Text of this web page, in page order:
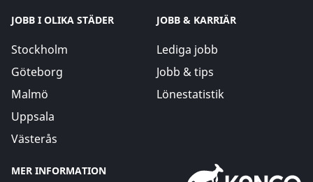
JOBB I OLIKA STÄDER
Stockholm
Göteborg
Malmö
Uppsala
Västerås
JOBB & KARRIÄR
Lediga jobb
Jobb & tips
Lönestatistik
MER INFORMATION